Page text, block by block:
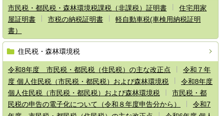
市民税・都民税・森林環境税課税（非課税）証明書
住宅用家
屋証明書
市税の納税証明書
軽自動車税(車検用納税証明
書）
住民税・森林環境税
令和8年度 市民税・都民税（住民税）の主な改正点
令和７年
度 個人住民税（市民税・都民税）および森林環境税
令和8年度
個人住民税（市民税・都民税）および森林環境税
市民税・都
民税の申告の電子化について（令和８年度申告分から）
令和7